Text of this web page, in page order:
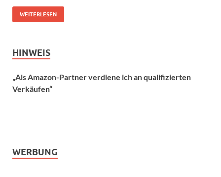
WEITERLESEN
HINWEIS
„Als Amazon-Partner verdiene ich an qualifizierten
Verkäufen“
WERBUNG